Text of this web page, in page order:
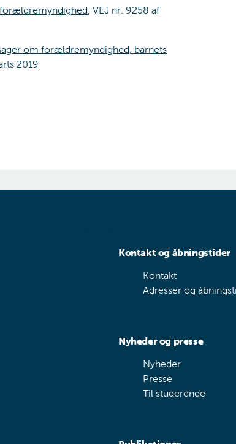
forældremyndighed , VEJ nr. 9258 af
om forældremyndighed, barnets
2019
Kontakt og åbningstider
Kontakt
Adresser og
Nyheder og presse
Nyheder
Presse
Til studerende